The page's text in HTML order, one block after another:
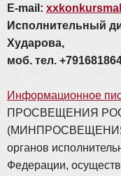
E-mail:
Исполнительный
Хударова,
моб. тел.
Информационное
ПРОСВЕЩЕНИЯ
(МИНПРОСВЕЩЕНИЯ
органов
Федерации,